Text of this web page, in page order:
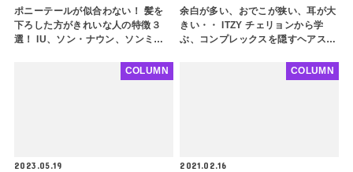
ポニーテールが似合わない！ 髪を
下ろした方がきれいな人の特徴３
選！ IU、ソン・ナウン、ソンミ
余白が多い、おでこが狭い、耳が大
きい・・ ITZY チェリョンから学
ぶ、コンプレックスを隠すヘアスタ
必見！ 自分の顔を分析して最大限
2023.05.19
COLUMN
2021.02.16
COLUMN